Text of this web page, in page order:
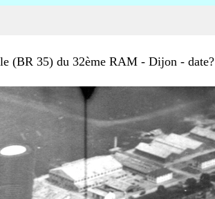
(BR 35) du 32ème RAM - Dijon - date?